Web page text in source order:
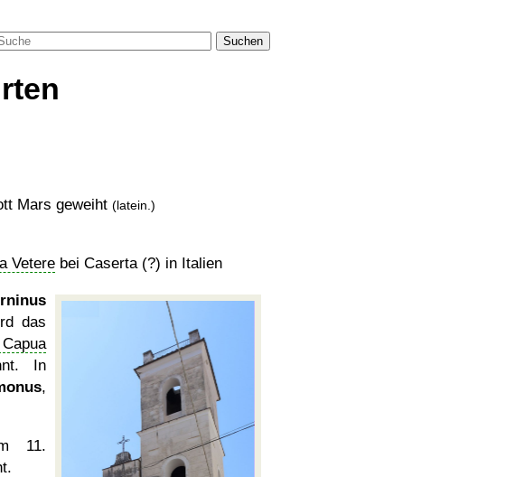
Suchen
Mars geweiht (latein.)
Vetere bei Caserta (?) in Italien
das
In
,
11.